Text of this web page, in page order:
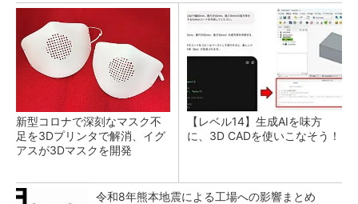
新型コロナで深刻なマスク不
足を3Dプリンタで解消、イグ
アスが3Dマスクを開発
【レベル14】生成AIを味方
に、3D CADを使いこなそう！
令和8年熊本地震による工場への影響まとめ